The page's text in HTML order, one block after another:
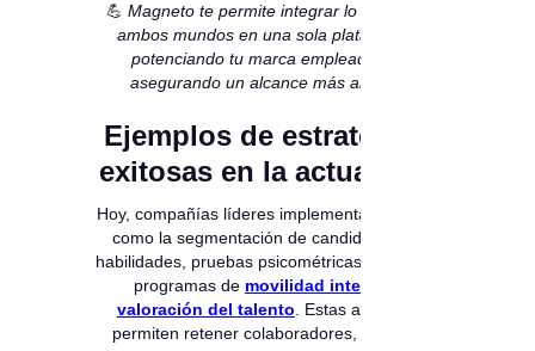
💪 Magneto te permite integrar lo mejor de
ambos mundos en una sola plataforma,
potenciando tu marca empleadora y
asegurando un alcance más amplio.
Ejemplos de estrategias
exitosas en la actualidad
Hoy, compañías líderes implementan tácticas
como la segmentación de candidatos por
habilidades, pruebas psicométricas en línea y
programas de movilidad interna y
valoración del talento . Estas acciones
permiten retener colaboradores, detectar